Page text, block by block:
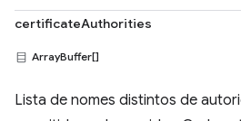
certificateAuthorities
ArrayBuffer[]
Lista de nomes distintos de